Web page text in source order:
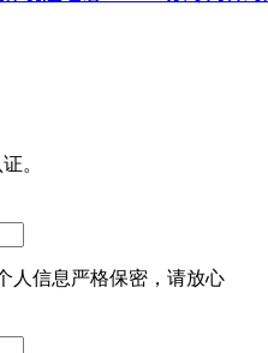
。
人信息严格保密，请放心